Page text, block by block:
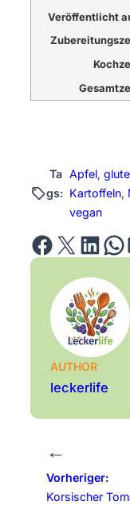
Veröffentlicht
Ta
gs:
Apfel,
Kartoffeln,
vegan
Share on Facebook Email this Page Share on LinkedIn Share on WhatsApp
AUTHOR
leckerlife
←
Vorheriger:
Korsischer